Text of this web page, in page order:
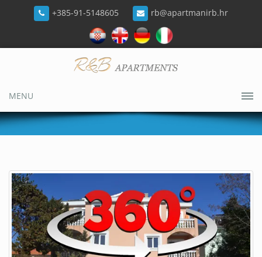
+385-91-5148605 rb@apartmanirb.hr
MENU